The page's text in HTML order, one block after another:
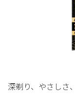
深剃り、やさしさ